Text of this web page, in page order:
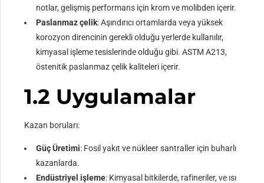
notlar, gelişmiş performans için krom ve molibden içerir.
Paslanmaz çelik: Aşındırıcı ortamlarda veya yüksek
korozyon direncinin gerekli olduğu yerlerde kullanılır,
kimyasal işleme tesislerinde olduğu gibi. ASTM A213,
östenitik paslanmaz çelik kaliteleri içerir.
1.2 Uygulamalar
Kazan boruları:
Güç Üretimi: Fosil yakıt ve nükleer santraller için buharlı
kazanlarda.
Endüstriyel işleme: Kimyasal bitkilerde, rafineriler, ve ısı